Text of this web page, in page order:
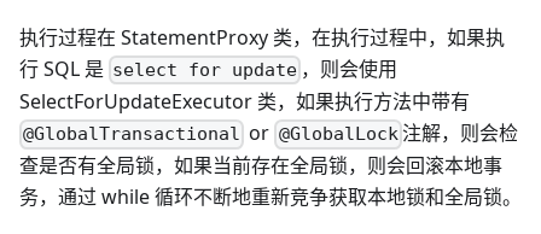
执行过程在 StatementProxy 类，在执行过程中，如果执
行 SQL 是 select for update ，则会使用
SelectForUpdateExecutor 类，如果执行方法中带有
@GlobalTransactional or @GlobalLock注解，则会检
查是否有全局锁，如果当前存在全局锁，则会回滚本地事
务，通过 while 循环不断地重新竞争获取本地锁和全局锁。